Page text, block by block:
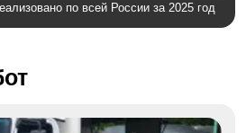
по всей России за 2025 год